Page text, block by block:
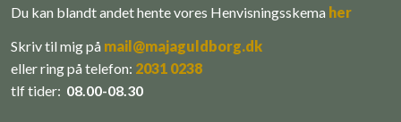
Du kan blandt andet hente vores ​Henvisningsskema her
Skriv til mig på mail@majaguldborg.dk
eller r​ing på telefon: 2031 0238
tlf tider: 08.00-08.30